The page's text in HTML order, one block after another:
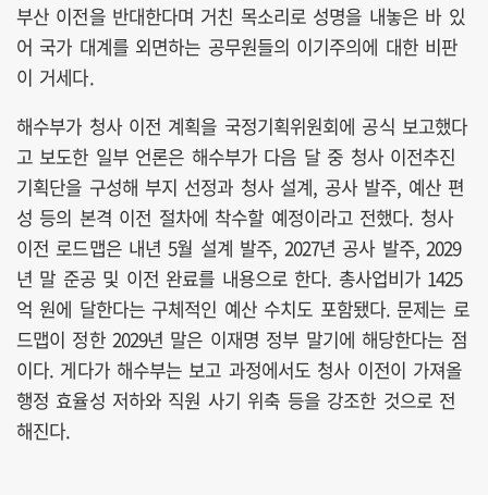
부산 이전을 반대한다며 거친 목소리로 성명을 내놓은 바 있
어 국가 대계를 외면하는 공무원들의 이기주의에 대한 비판
이 거세다.
해수부가 청사 이전 계획을 국정기획위원회에 공식 보고했다
고 보도한 일부 언론은 해수부가 다음 달 중 청사 이전추진
기획단을 구성해 부지 선정과 청사 설계, 공사 발주, 예산 편
성 등의 본격 이전 절차에 착수할 예정이라고 전했다. 청사
이전 로드맵은 내년 5월 설계 발주, 2027년 공사 발주, 2029
년 말 준공 및 이전 완료를 내용으로 한다. 총사업비가 1425
억 원에 달한다는 구체적인 예산 수치도 포함됐다. 문제는 로
드맵이 정한 2029년 말은 이재명 정부 말기에 해당한다는 점
이다. 게다가 해수부는 보고 과정에서도 청사 이전이 가져올
행정 효율성 저하와 직원 사기 위축 등을 강조한 것으로 전
해진다.